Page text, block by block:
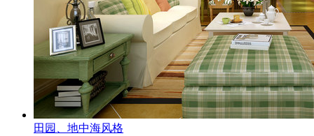
田园、地中海风格